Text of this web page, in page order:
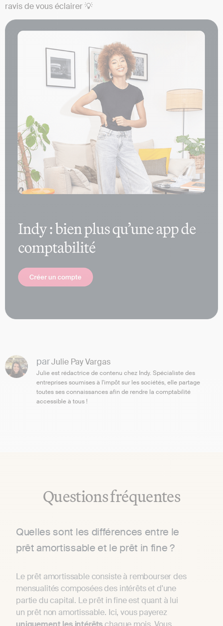
ravis de vous éclairer 💡
parJulie Pay Vargas
Julie est rédactrice de contenu chez Indy. Spécialiste des
entreprises soumises à l'impôt sur les sociétés, elle partage
toutes ses connaissances afin de rendre la comptabilité
accessible à tous !
Questions fréquentes
Quelles sont les différences entre le
prêt amortissable et le prêt in fine ?
Le prêt amortissable consiste à rembourser des
mensualités composées des intérêts et d'une
partie du capital. Le prêt in fine est quant à lui
un prêt non amortissable. Ici, vous payerez